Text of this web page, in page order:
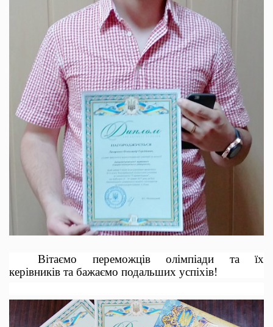
Вітаємо переможців олімпіади та їх
керівників та бажаємо подальших успіхів!